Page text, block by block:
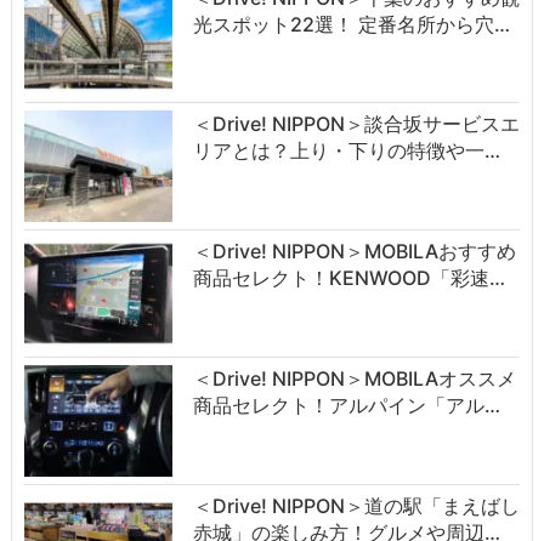
光スポット22選！ 定番名所から穴…
＜Drive! NIPPON＞談合坂サービスエ
リアとは？上り・下りの特徴や一…
＜Drive! NIPPON＞MOBILAおすすめ
商品セレクト！KENWOOD「彩速…
＜Drive! NIPPON＞MOBILAオススメ
商品セレクト！アルパイン「アル…
＜Drive! NIPPON＞道の駅「まえばし
赤城」の楽しみ方！グルメや周辺…